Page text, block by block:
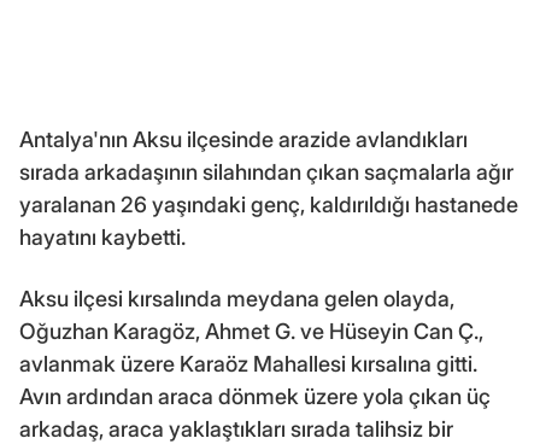
Antalya'nın Aksu ilçesinde arazide avlandıkları
sırada arkadaşının silahından çıkan saçmalarla ağır
yaralanan 26 yaşındaki genç, kaldırıldığı hastanede
hayatını kaybetti.
Aksu ilçesi kırsalında meydana gelen olayda,
Oğuzhan Karagöz, Ahmet G. ve Hüseyin Can Ç.,
avlanmak üzere Karaöz Mahallesi kırsalına gitti.
Avın ardından araca dönmek üzere yola çıkan üç
arkadaş, araca yaklaştıkları sırada talihsiz bir